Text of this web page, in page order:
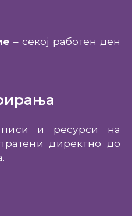
– секој работен ден
и ресурси на
директно до